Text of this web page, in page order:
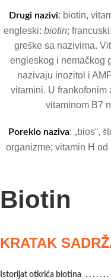
Drugi nazivi: biotin,
engleski: biotin; francuski:
greške sa nazivima.
engleskog i nemačkog
nazivaju inozitol i
vitamini. U frankofonim
vitaminom B7
Poreklo naziva: „bios“,
organizme; vitamin H od
Biotin
KRATAK
Istorijat otkrića biotina